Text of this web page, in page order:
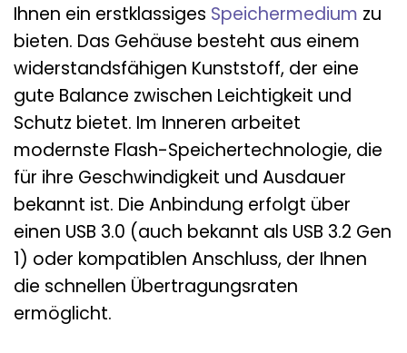
Ihnen ein erstklassiges Speichermedium zu
bieten. Das Gehäuse besteht aus einem
widerstandsfähigen Kunststoff, der eine
gute Balance zwischen Leichtigkeit und
Schutz bietet. Im Inneren arbeitet
modernste Flash-Speichertechnologie, die
für ihre Geschwindigkeit und Ausdauer
bekannt ist. Die Anbindung erfolgt über
einen USB 3.0 (auch bekannt als USB 3.2 Gen
1) oder kompatiblen Anschluss, der Ihnen
die schnellen Übertragungsraten
ermöglicht.